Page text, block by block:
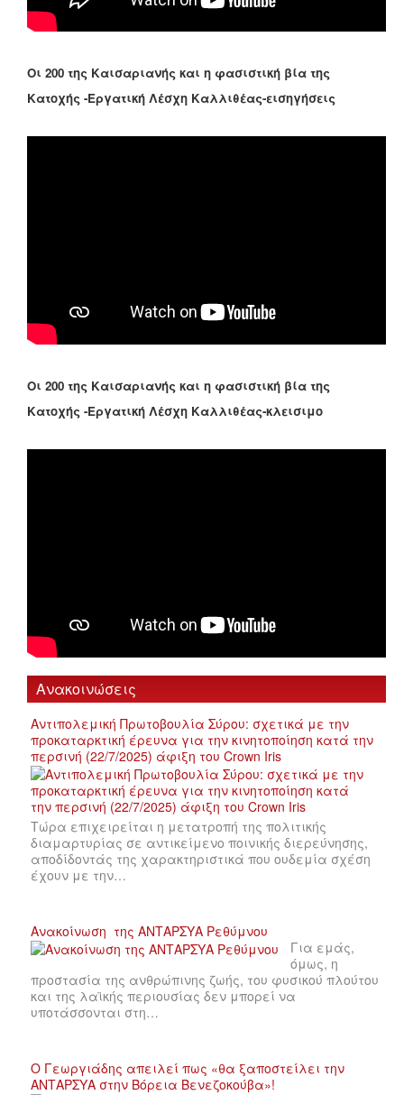
Οι 200 της Καισαριανής και η φασιστική βία της
Κατοχής -Εργατική Λέσχη Καλλιθέας-εισηγήσεις
Οι 200 της Καισαριανής και η φασιστική βία της
Κατοχής -Εργατική Λέσχη Καλλιθέας-κλεισιμο
Ανακοινώσεις
Αντιπολεμική Πρωτοβουλία Σύρου: σχετικά με την
προκαταρκτική έρευνα για την κινητοποίηση κατά την
περσινή (22/7/2025) άφιξη του Crown Iris
Τώρα επιχειρείται η μετατροπή της πολιτικής
διαμαρτυρίας σε αντικείμενο ποινικής διερεύνησης,
αποδίδοντάς της χαρακτηριστικά που ουδεμία σχέση
έχουν με την…
Ανακοίνωση της ΑΝΤΑΡΣΥΑ Ρεθύμνου
Για εμάς,
όμως, η
προστασία της ανθρώπινης ζωής, του φυσικού πλούτου
και της λαϊκής περιουσίας δεν μπορεί να
υποτάσσονται στη…
Ο Γεωργιάδης απειλεί πως «θα ξαποστείλει την
ΑΝΤΑΡΣΥΑ στην Βόρεια Βενεζοκούβα»!